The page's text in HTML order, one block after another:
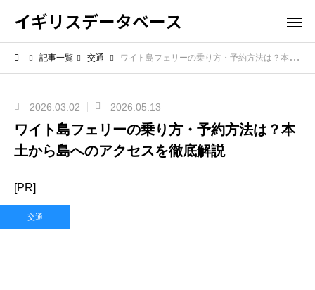
イギリスデータベース
記事一覧 交通 ワイト島フェリーの乗り方・予約方法は？本土から島へのアクセスを徹底解説
2026.03.02 2026.05.13
ワイト島フェリーの乗り方・予約方法は？本
土から島へのアクセスを徹底解説
[PR]
交通